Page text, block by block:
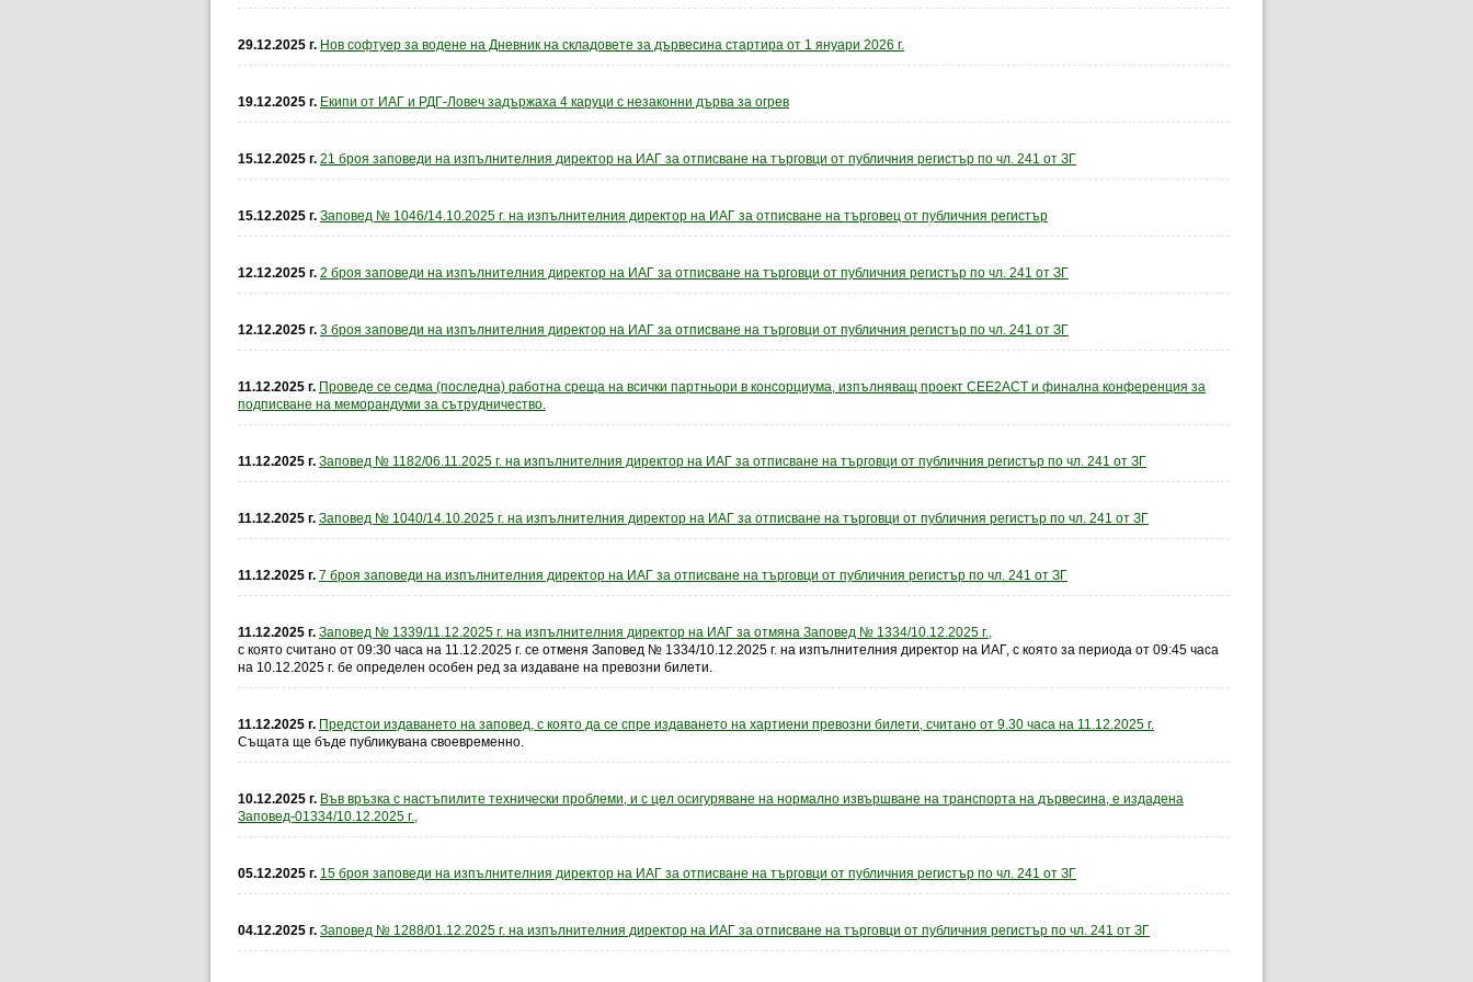
29.12.2025 г. Нов софтуер за водене на Дневник на складовете за дървесина стартира от 1 януари 2026 г.
19.12.2025 г. Екипи от ИАГ и РДГ-Ловеч задържаха 4 каруци с незаконни дърва за огрев
15.12.2025 г. 21 броя заповеди на изпълнителния директор на ИАГ за отписване на търговци от публичния регистър по чл. 241 от ЗГ
15.12.2025 г. Заповед № 1046/14.10.2025 г. на изпълнителния директор на ИАГ за отписване на търговец от публичния регистър
12.12.2025 г. 2 броя заповеди на изпълнителния директор на ИАГ за отписване на търговци от публичния регистър по чл. 241 от ЗГ
12.12.2025 г. 3 броя заповеди на изпълнителния директор на ИАГ за отписване на търговци от публичния регистър по чл. 241 от ЗГ
11.12.2025 г. Проведе се седма (последна) работна среща на всички партньори в консорциума, изпълняващ проект CEE2ACT и финална конференция за
подписване на меморандуми за сътрудничество.
11.12.2025 г. Заповед № 1182/06.11.2025 г. на изпълнителния директор на ИАГ за отписване на търговци от публичния регистър по чл. 241 от ЗГ
11.12.2025 г. Заповед № 1040/14.10.2025 г. на изпълнителния директор на ИАГ за отписване на търговци от публичния регистър по чл. 241 от ЗГ
11.12.2025 г. 7 броя заповеди на изпълнителния директор на ИАГ за отписване на търговци от публичния регистър по чл. 241 от ЗГ
11.12.2025 г. Заповед № 1339/11.12.2025 г. на изпълнителния директор на ИАГ за отмяна Заповед № 1334/10.12.2025 г.,
с която считано от 09:30 часа на 11.12.2025 г. се отменя Заповед № 1334/10.12.2025 г. на изпълнителния директор на ИАГ, с която за периода от 09:45 часа
на 10.12.2025 г. бе определен особен ред за издаване на превозни билети.
11.12.2025 г. Предстои издаването на заповед, с която да се спре издаването на хартиени превозни билети, считано от 9.30 часа на 11.12.2025 г.
Същата ще бъде публикувана своевременно.
10.12.2025 г. Във връзка с настъпилите технически проблеми, и с цел осигуряване на нормално извършване на транспорта на дървесина, е издадена
Заповед-01334/10.12.2025 г.,
05.12.2025 г. 15 броя заповеди на изпълнителния директор на ИАГ за отписване на търговци от публичния регистър по чл. 241 от ЗГ
04.12.2025 г. Заповед № 1288/01.12.2025 г. на изпълнителния директор на ИАГ за отписване на търговци от публичния регистър по чл. 241 от ЗГ